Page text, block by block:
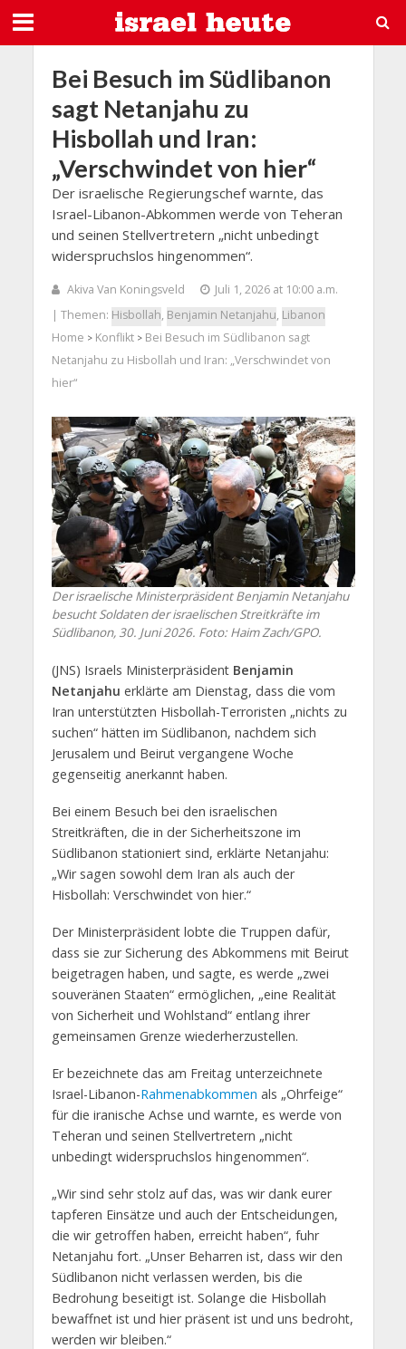
Bei Besuch im Südlibanon
sagt Netanjahu zu
Hisbollah und Iran:
„Verschwindet von hier“
Der israelische Regierungschef warnte, das
Israel-Libanon-Abkommen werde von Teheran
und seinen Stellvertretern „nicht unbedingt
widerspruchslos hingenommen“.
Akiva Van Koningsveld
Juli 1, 2026 at 10:00 a.m.
| Themen: Hisbollah, Benjamin Netanjahu, Libanon
Home > Konflikt> Bei Besuch im Südlibanon sagt
Netanjahu zu Hisbollah und Iran: „Verschwindet von
hier“
Der israelische Ministerpräsident Benjamin Netanjahu
besucht Soldaten der israelischen Streitkräfte im
Südlibanon, 30. Juni 2026. Foto: Haim Zach/GPO.
(JNS) Israels Ministerpräsident Benjamin
Netanjahu erklärte am Dienstag, dass die vom
Iran unterstützten Hisbollah-Terroristen „nichts zu
suchen“ hätten im Südlibanon, nachdem sich
Jerusalem und Beirut vergangene Woche
gegenseitig anerkannt haben.
Bei einem Besuch bei den israelischen
Streitkräften, die in der Sicherheitszone im
Südlibanon stationiert sind, erklärte Netanjahu:
„Wir sagen sowohl dem Iran als auch der
Hisbollah: Verschwindet von hier.“
Der Ministerpräsident lobte die Truppen dafür,
dass sie zur Sicherung des Abkommens mit Beirut
beigetragen haben, und sagte, es werde „zwei
souveränen Staaten“ ermöglichen, „eine Realität
von Sicherheit und Wohlstand“ entlang ihrer
gemeinsamen Grenze wiederherzustellen.
Er bezeichnete das am Freitag unterzeichnete
Israel-Libanon-Rahmenabkommen als „Ohrfeige“
für die iranische Achse und warnte, es werde von
Teheran und seinen Stellvertretern „nicht
unbedingt widerspruchslos hingenommen“.
„Wir sind sehr stolz auf das, was wir dank eurer
tapferen Einsätze und auch der Entscheidungen,
die wir getroffen haben, erreicht haben“, fuhr
Netanjahu fort. „Unser Beharren ist, dass wir den
Südlibanon nicht verlassen werden, bis die
Bedrohung beseitigt ist. Solange die Hisbollah
bewaffnet ist und hier präsent ist und uns bedroht,
werden wir bleiben.“